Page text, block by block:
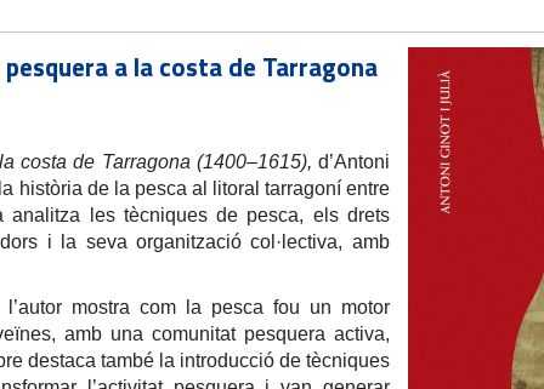
a la costa de Tarragona
costa de Tarragona (1400–1615), d’Antoni
història de la pesca al litoral tarragoní entre
analitza les tècniques de pesca, els drets
i la seva organització col·lectiva, amb
mostra com la pesca fou un motor
amb una comunitat pesquera activa,
destaca també la introducció de tècniques